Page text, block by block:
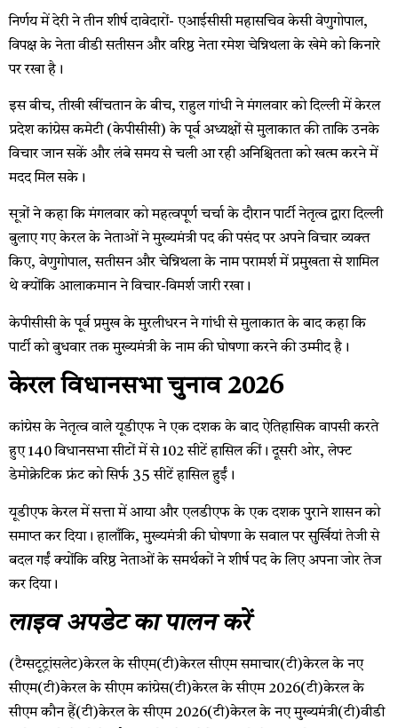
निर्णय में देरी ने तीन शीर्ष दावेदारों- एआईसीसी महासचिव केसी वेणुगोपाल,
विपक्ष के नेता वीडी सतीसन और वरिष्ठ नेता रमेश चेन्निथला के खेमे को किनारे
पर रखा है।
इस बीच, तीखी खींचतान के बीच, राहुल गांधी ने मंगलवार को दिल्ली में केरल
प्रदेश कांग्रेस कमेटी (केपीसीसी) के पूर्व अध्यक्षों से मुलाकात की ताकि उनके
विचार जान सकें और लंबे समय से चली आ रही अनिश्चितता को खत्म करने में
मदद मिल सके।
सूत्रों ने कहा कि मंगलवार को महत्वपूर्ण चर्चा के दौरान पार्टी नेतृत्व द्वारा दिल्ली
बुलाए गए केरल के नेताओं ने मुख्यमंत्री पद की पसंद पर अपने विचार व्यक्त
किए, वेणुगोपाल, सतीसन और चेन्निथला के नाम परामर्श में प्रमुखता से शामिल
थे क्योंकि आलाकमान ने विचार-विमर्श जारी रखा।
केपीसीसी के पूर्व प्रमुख के मुरलीधरन ने गांधी से मुलाकात के बाद कहा कि
पार्टी को बुधवार तक मुख्यमंत्री के नाम की घोषणा करने की उम्मीद है।
केरल विधानसभा चुनाव 2026
कांग्रेस के नेतृत्व वाले यूडीएफ ने एक दशक के बाद ऐतिहासिक वापसी करते
हुए 140 विधानसभा सीटों में से 102 सीटें हासिल कीं। दूसरी ओर, लेफ्ट
डेमोक्रेटिक फ्रंट को सिर्फ 35 सीटें हासिल हुईं।
यूडीएफ केरल में सत्ता में आया और एलडीएफ के एक दशक पुराने शासन को
समाप्त कर दिया। हालाँकि, मुख्यमंत्री की घोषणा के सवाल पर सुर्खियां तेजी से
बदल गईं क्योंकि वरिष्ठ नेताओं के समर्थकों ने शीर्ष पद के लिए अपना जोर तेज
कर दिया।
लाइव अपडेट का पालन करें
(टैग्सटूट्रांसलेट)केरल के सीएम(टी)केरल सीएम समाचार(टी)केरल के नए
सीएम(टी)केरल के सीएम कांग्रेस(टी)केरल के सीएम 2026(टी)केरल के
सीएम कौन हैं(टी)केरल के सीएम 2026(टी)केरल के नए मुख्यमंत्री(टी)वीडी